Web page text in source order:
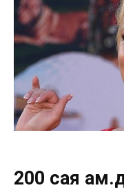
200 сая